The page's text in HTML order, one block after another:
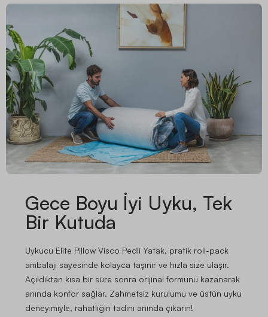
Gece Boyu İyi Uyku, Tek
Bir Kutuda
Uykucu Elite Pillow Visco Pedli Yatak, pratik roll-pack
ambalajı sayesinde kolayca taşınır ve hızla size ulaşır.
Açıldıktan kısa bir süre sonra orijinal formunu kazanarak
anında konfor sağlar. Zahmetsiz kurulumu ve üstün uyku
deneyimiyle, rahatlığın tadını anında çıkarın!